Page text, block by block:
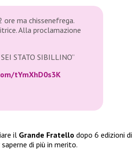
ore ma chissenefrega.
Alla proclamazione
STATO SIBILLINO”
tYmXhD0s3K
il Grande Fratello dopo 6 edizioni di
di più in merito.